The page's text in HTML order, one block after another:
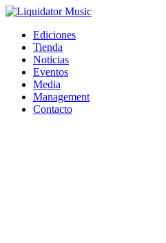
Ediciones
Tienda
Noticias
Eventos
Media
Management
Contacto